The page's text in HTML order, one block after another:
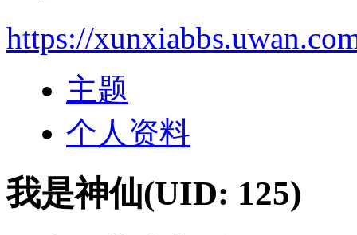
https://
主题
个人资料
我是神仙(UID: 125)